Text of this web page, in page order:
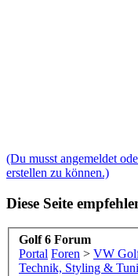
(Du musst angemeldet
erstellen zu können.)
Diese Seite
Golf 6 Forum
Portal Foren > VW
Technik, Styling &